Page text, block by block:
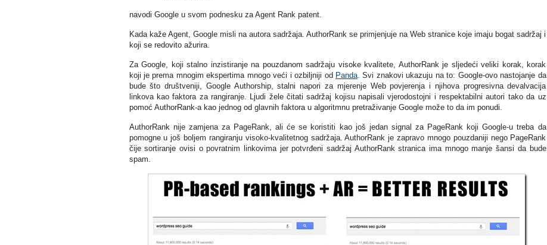
navodi Google u svom podnesku za Agent Rank patent.
Kada kaže Agent, Google misli na autora sadržaja. AuthorRank se primjenjuje na Web stranice koje imaju bogat sadržaj i
koji se redovito ažurira.
Za Google, koji stalno inzistiranje na pouzdanom sadržaju visoke kvalitete, AuthorRank je sljedeći veliki korak, korak
koji je prema mnogim ekspertima mnogo veći i ozbiljniji od Panda. Svi znakovi ukazuju na to: Google-ovo nastojanje da
bude što društveniji, Google Authorship, stalni napori za mjerenje Web povjerenja i njihova progresivna devalvacija
linkova kao faktora za rangiranje. Ljudi žele čitati sadržaj kojisu napisali vjerodostojni i respektabilni autori tako da uz
pomoć AuthorRank-a kao jednog od glavnih faktora u algoritmnu pretraživanje Google može to da im ponudi.
AuthorRank nije zamjena za PageRank, ali će se koristiti kao još jedan signal za PageRank koji Google-u treba da
pomogne u još boljem rangiranju visoko-kvalitetnog sadržaja. AuthorRank je zapravo mnogo pouzdaniji nego PageRank
čije sortiranje ovisi o povratnim linkovima jer potvrđeni sadržaj AuthorRank stranica ima mnogo manje šansi da bude
spam.